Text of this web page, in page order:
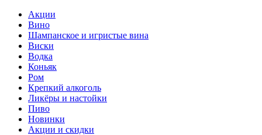
Акции
Вино
Шампанское и игристые вина
Виски
Водка
Коньяк
Ром
Крепкий алкоголь
Ликёры и настойки
Пиво
Новинки
Акции и скидки